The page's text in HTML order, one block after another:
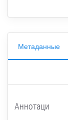
Метаданные
Аннотаци